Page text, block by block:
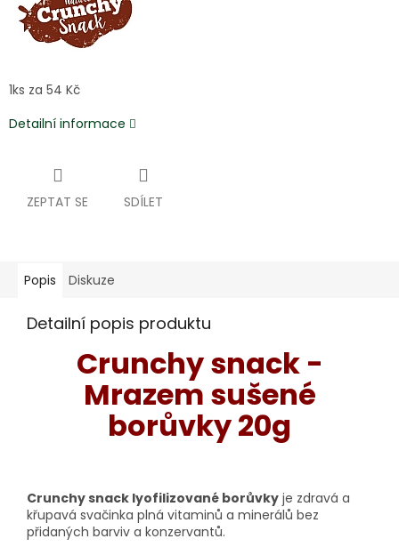
1ks za 54 Kč
Detailní informace
ZEPTAT SE SDÍLET
Popis Diskuze
Detailní popis produktu
Crunchy snack -
Mrazem sušené
borůvky 20g
Crunchy snack lyofilizované borůvky je zdravá a
křupavá svačinka plná vitaminů a minerálů bez
přidaných barviv a konzervantů.